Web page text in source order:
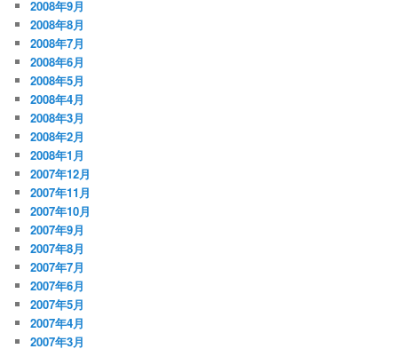
2008年9月
2008年8月
2008年7月
2008年6月
2008年5月
2008年4月
2008年3月
2008年2月
2008年1月
2007年12月
2007年11月
2007年10月
2007年9月
2007年8月
2007年7月
2007年6月
2007年5月
2007年4月
2007年3月